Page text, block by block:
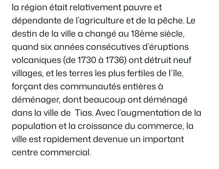
la région était relativement pauvre et
dépendante de l’agriculture et de la pêche. Le
destin de la ville a changé au 18ème siècle,
quand six années consécutives d’éruptions
volcaniques (de 1730 à 1736) ont détruit neuf
villages, et les terres les plus fertiles de l’île,
forçant des communautés entières à
déménager, dont beaucoup ont déménagé
dans la ville de Tias. Avec l’augmentation de la
population et la croissance du commerce, la
ville est rapidement devenue un important
centre commercial.